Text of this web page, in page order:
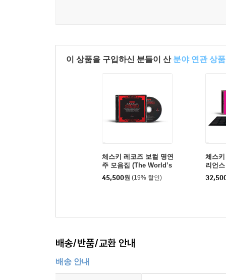
이 상품을 구입하신 분들이 산 분야 연관 상품
체스키 레코즈 보컬 명연
주 모음집 (The World’s
Greatest Audiophile Vo
cal Recordings) [SACD
45,500원 (19% 할인)
체스
리언
sky
배송/반품/교환 안내
배송 안내